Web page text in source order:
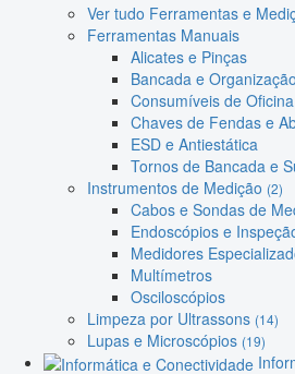
Ver tudo Ferramentas e
Ferramentas Manuais
Alicates e Pinças
Bancada e Organização
Consumíveis de Oficina
Chaves de Fendas e
ESD e Antiestática
Tornos de Bancada e
Instrumentos de Medição (2)
Cabos e Sondas de
Endoscópios e
Medidores
Multímetros
Osciloscópios
Limpeza por Ultrassons (14)
Lupas e Microscópios (19)